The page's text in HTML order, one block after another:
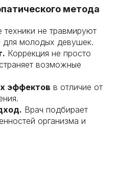
метода
техники не травмируют
для молодых девушек.
Коррекция не просто
возможные
эффектов в отличие от
Врач подбирает
организма и